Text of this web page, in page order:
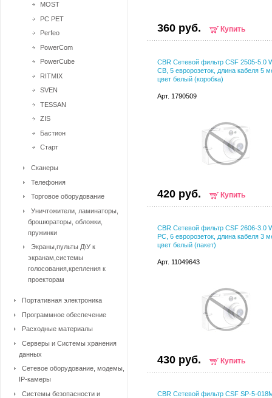
360 руб. Купить
CBR Сетевой фильтр CSF 2505-5.0
CB, 5 евророзеток, длина кабеля 5
цвет белый (коробка)
Арт. 1790509
420 руб. Купить
CBR Сетевой фильтр CSF 2606-3.0
PC, 6 евророзеток, длина кабеля 3
цвет белый (пакет)
Арт. 11049643
430 руб. Купить
CBR Сетевой фильтр CSF SP-5-
MOST
PC PET
Perfeo
PowerCom
PowerCube
RITMIX
SVEN
TESSAN
ZIS
Бастион
Старт
Сканеры
Телефония
Торговое оборудование
Уничтожители, ламинаторы,
брошюраторы, обложки,
пружинки
Экраны,пульты Д\У к
экранам,системы
голосования,крепления к
проекторам
Портативная электроника
Программное обеспечение
Расходные материалы
Серверы и Системы хранения
данных
Сетевое оборудование, модемы,
IP-камеры
Системы безопасности и